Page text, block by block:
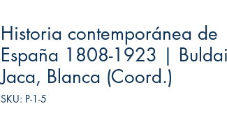
Historia contemporánea de
España 1808-1923 |
Jaca, Blanca (Coord.)
SKU: P-1-5